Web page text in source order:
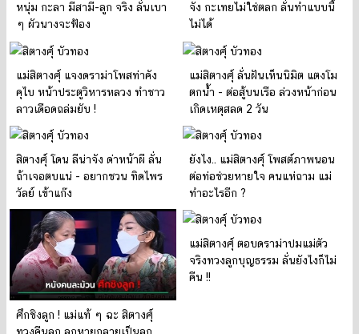
หนุ่ม กะลา มีสามี-ลูก จริง ลั่นเบา
ๆ ผัวนางจะฟ้อง
จัง กะเทยไม่ใช่ตลก ลั่นทำแบบนี้
ไม่ได้
แม่สิตางศุ์ แจงดราม่าโพสท่าคัง
คุไบ หน้าประตูวิหารหลวง ทำชาว
ลาวเดือดถล่มยับ !
แม่สิตางศุ์ ลั่นฝันเห็นนิมิต แตงโม
ตกน้ำ - ต่อสู้บนเรือ ล่วงหน้าก่อน
เกิดเหตุสลด 2 วัน
สิตางศุ์ โดน ลีน่าจัง ด่าหน้าผี ลั่น
ถ้าเจอตบแน่ - อยากชวน ทิดไพร
วัลย์ เข้าแก๊ง
ยังไง.. แม่สิตางศุ์ โพสต์ภาพนอน
ต่อท่อช่วยหายใจ คนแห่ถาม แม่
ทำอะไรอีก ?
ศึกชิงลูก ! แม่แท้ ๆ ฉะ สิตางศุ์
แม่สิตางศุ์ ตอบดราม่าปมแม่ตัว
จริงทวงลูกบุญธรรม ลั่นยังไงก็ไม่
คืน !!